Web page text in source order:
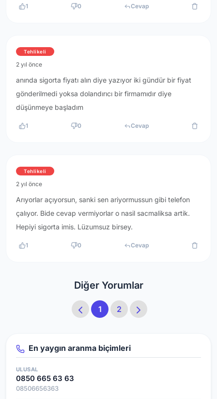
1 0 Cevap
Tehlikeli
2 yıl önce
anında sigorta fiyatı alın diye yazıyor iki gündür bir fiyat
gönderilmedi yoksa dolandırıcı bir firmamıdır diye
düşünmeye başladım
1 0 Cevap
Tehlikeli
2 yıl önce
Arıyorlar açıyorsun, sanki sen ariyormussun gibi telefon
çalıyor. Bide cevap vermiyorlar o nasil sacmaliksa artik.
Hepiyi sigorta imis. Lüzumsuz birsey.
1 0 Cevap
Diğer Yorumlar
1 2
En yaygın aranma biçimleri
ULUSAL
0850 665 63 63
08506656363